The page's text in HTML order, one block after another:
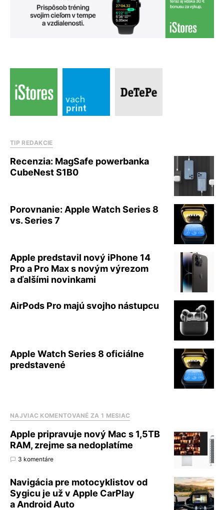
TIP REDAKCIE
Recenzia: MagSafe powerbanka
CubeNest S1B0
Porovnanie: Apple Watch Series 8
vs. Series 7
Apple predstavil nový iPhone 14
Pro a Pro Max s novým výrezom
a ďalšími novinkami
AirPods Pro majú svojho nástupcu
Apple Watch Series 8 oficiálne
predstavené
NAJVIAC KOMENTOVANÉ ZA 1 MESIAC
Apple pripravuje nový Mac s 1,5TB
RAM, zrejme sa nedoplatíme
3 komentáre
Navigácia pre motocyklistov od
Sygicu je už v Apple CarPlay
a Android Auto